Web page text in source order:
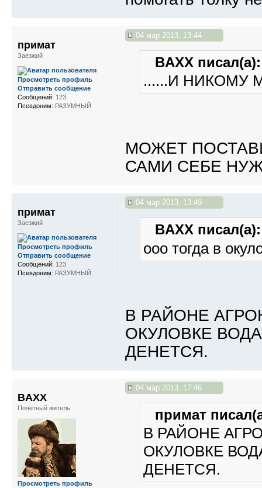
04 мар 2013, 13:44
BAXX писал(а):
......И
МОЖЕТ
САМИ СЕБЕ
примат
Заезжий
Просмотреть профиль
Отправить сообщение
Сообщений: 123
Псевдоним: РАЗУМНЫЙ
04 мар 2013, 13:49
BAXX писал(а):
ооо тогда в
В РАЙОНЕ
ОКУЛОВКЕ
ДЕНЕТСЯ.
примат
Заезжий
Просмотреть профиль
Отправить сообщение
Сообщений: 123
Псевдоним: РАЗУМНЫЙ
04 мар 2013, 17:46
примат
В РАЙОНЕ
ОКУЛОВКЕ
ДЕНЕТСЯ.
BAXX
Почетный житель
Просмотреть профиль